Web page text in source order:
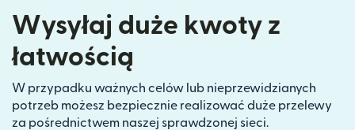
Wysyłaj duże kwoty z
łatwością
W przypadku ważnych celów lub nieprzewidzianych
potrzeb możesz bezpiecznie realizować duże przelewy
za pośrednictwem naszej sprawdzonej sieci.